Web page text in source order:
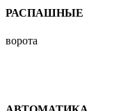
РАСПАШНЫЕ
ворота